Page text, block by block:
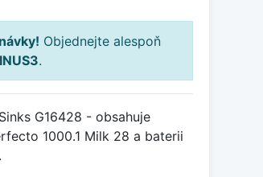
Objednejte alespoň
.
G16428 - obsahuje
1000.1 Milk 28 a baterii